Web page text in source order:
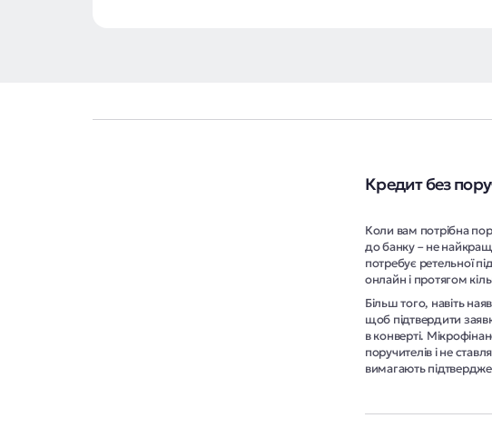
Кредит без
Коли вам потрібна
до банку – не
потребує ретельної
онлайн і протягом
Більш того, навіть
щоб підтвердити
в конверті.
поручителів і не
вимагають